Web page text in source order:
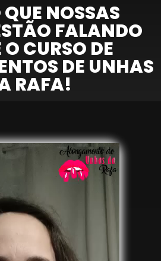
NOSSAS
FALANDO
O CURSO DE
DE UNHAS
RAFA!